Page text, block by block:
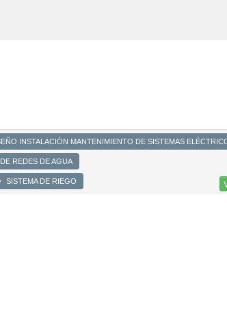
INSTALACIÓN MANTENIMIENTO DE SISTEMAS
REDES DE AGUA
SISTEMA DE RIEGO